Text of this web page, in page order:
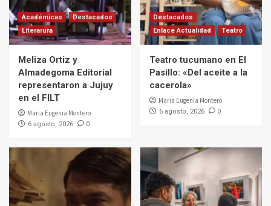
Académicas
Destacados
Literarura
Meliza Ortiz y
Almadegoma Editorial
representaron a Jujuy
en el FILT
Maria Eugenia Montero
6 agosto, 2026 0
Destacados
Enlace Actualidad
Teatro
Teatro tucumano en El
Pasillo: «Del aceite a la
cacerola»
Maria Eugenia Montero
6 agosto, 2026 0